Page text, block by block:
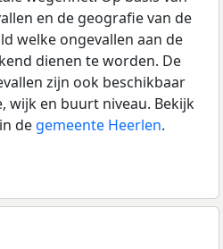
en de geografie van de
welke ongevallen aan de
dienen te worden. De
zijn ook beschikbaar
wijk en buurt niveau. Bekijk
de gemeente Heerlen.